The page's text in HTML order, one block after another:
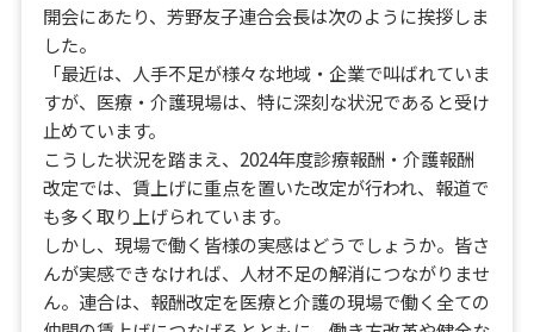
開会にあたり、芳野友子連合会長は次のように挨拶しま
した。
「最近は、人手不足が様々な地域・企業で叫ばれていま
すが、医療・介護現場は、特に深刻な状況であると受け
止めています。
こうした状況を踏まえ、2024年度診療報酬・介護報酬
改定では、賃上げに重点を置いた改定が行われ、報道で
も多く取り上げられています。
しかし、現場で働く皆様の実感はどうでしょうか。皆さ
んが実感できなければ、人材不足の解消につながりませ
ん。連合は、報酬改定を医療と介護の現場で働く全ての